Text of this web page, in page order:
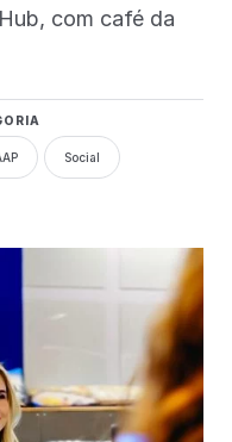
com café da
Social